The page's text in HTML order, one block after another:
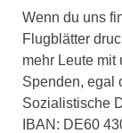
Wenn du uns
Flugblätter
mehr Leute mit
Spenden, egal
Sozialistische
IBAN: DE60